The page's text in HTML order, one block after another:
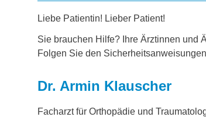
Liebe Patientin! Lieber Patient!
Sie brauchen Hilfe? Ihre Ärztinnen und
Folgen Sie den
Dr. Armin Klauscher
Facharzt für Orthopädie und